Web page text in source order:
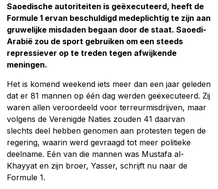
Saoedische autoriteiten is geëxecuteerd, heeft de
Formule 1 ervan beschuldigd medeplichtig te zijn aan
gruwelijke misdaden begaan door de staat. Saoedi-
Arabië zou de sport gebruiken om een ​​steeds
repressiever op te treden tegen afwijkende
meningen.
Het is komend weekend iets meer dan een jaar geleden
dat er 81 mannen op één dag werden geëxecuteerd. Zij
waren allen veroordeeld voor terreurmisdrijven, maar
volgens de Verenigde Naties zouden 41 daarvan
slechts deel hebben genomen aan protesten tegen de
regering, waarin werd gevraagd tot meer politieke
deelname. Eén van die mannen was Mustafa al-
Khayyat en zijn broer, Yasser, schrijft nu naar de
Formule 1.